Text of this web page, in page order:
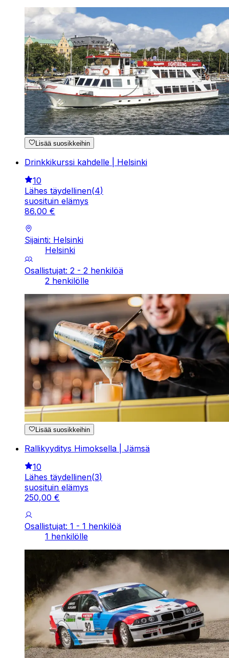
Lisää suosikkeihin
Drinkkikurssi kahdelle | Helsinki
10
Lähes täydellinen(4)
suosituin elämys
86,00 €
Sijainti: Helsinki
Helsinki
Osallistujat: 2 - 2 henkilöä
2 henkilölle
Lisää suosikkeihin
Rallikyyditys Himoksella | Jämsä
10
Lähes täydellinen(3)
suosituin elämys
250,00 €
Osallistujat: 1 - 1 henkilöä
1 henkilölle